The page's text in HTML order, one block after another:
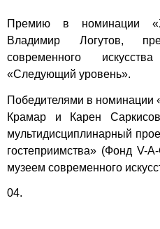
Премию в номинации
Владимир Логутов,
современного
«Следующий уровень».
Победителями в номинации
Крамар и Карен
мультидисциплинарный
гостеприимства» (Фонд V-
музеем современного
04.